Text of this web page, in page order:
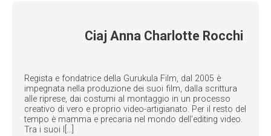
Ciaj Anna Charlotte Rocchi
Regista e fondatrice della Gurukula Film, dal 2005 è
impegnata nella produzione dei suoi film, dalla scrittura
alle riprese, dai costumi al montaggio in un processo
creativo di vero e proprio video-artigianato. Per il resto del
tempo è mamma e precaria nel mondo dell’editing video.
Tra i suoi l[...]